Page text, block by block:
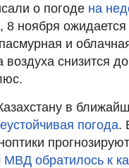
о погоде на
8 ноября ожидается
и
воздуха снизится
в
погода.
МВД обратилось к